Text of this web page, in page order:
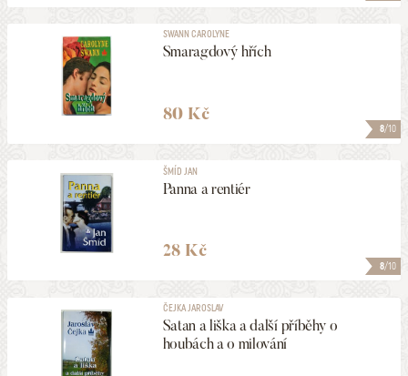
8/10
SWANN CAROLYNE
Smaragdový hřích
80 Kč
8/10
ŠMÍD JAN
Panna a rentiér
28 Kč
ČEJKA JAROSLAV
Satan a liška a další příběhy o
houbách a o milování